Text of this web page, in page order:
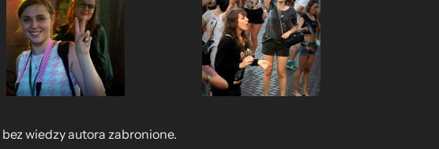
wiedzy autora zabronione.